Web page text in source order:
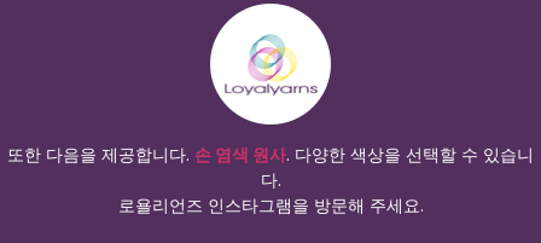
또한 다음을 제공합니다. 손 염색 원사. 다양한 색상을 선택할 수 있습니
다.
로욜리언즈 인스타그램을 방문해 주세요.